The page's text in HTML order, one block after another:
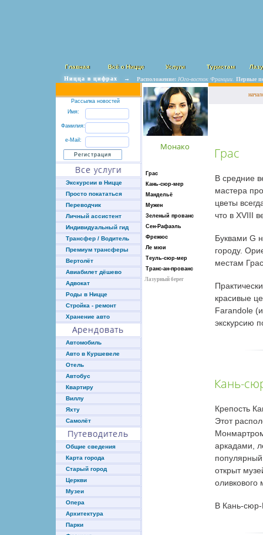
Ницца в цифрах → Расположение: Юго-восток Франции. Первые
Рассылка новостей
Имя:
Фамилия:
e-Mail:
Все услуги
Экскурсии в Ницце
Просто покататься
Переводчик
Личный ассистент
Индивидуальный гид
Трансфер / Водитель
Премиум трансферы
Вертолёт
Авиабилет дёшево
Адвокат
Роды в Ницце
Стройка - ремонт
Хранение авто
Арендовать
Автомобиль
Авто в Куршевеле
Отель
Автобус
Квартиру
Виллу
Яхту
Самолёт
Путеводитель
Общие сведения
Карта города
Старый город
Церкви
Музеи
Опера
Архитектура
Парки
Монако
Грас
Кань-сюр-мер
Мандельё
Мужен
Зеленый прованс
Сен-Рафаэль
Фрежюс
Ле мюи
Теуль-сюр-мер
Транс-ан-прованс
Лазурный берег
Грас
В средние
мастера
цветы
что в XVIII
Буквами G
городу.
местам
красивые
Farandole
экскурсию
Кань-
Крепость
Этот
аркадами,
открыт
оливкового
В Кань-
Главная Всё о Ницце Услуги Туристам